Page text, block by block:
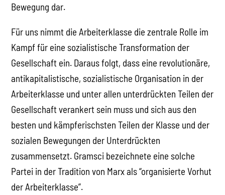
Bewegung dar.
Für uns nimmt die Arbeiterklasse die zentrale Rolle im
Kampf für eine sozialistische Transformation der
Gesellschaft ein. Daraus folgt, dass eine revolutionäre,
antikapitalistische, sozialistische Organisation in der
Arbeiterklasse und unter allen unterdrückten Teilen der
Gesellschaft verankert sein muss und sich aus den
besten und kämpferischsten Teilen der Klasse und der
sozialen Bewegungen der Unterdrückten
zusammensetzt. Gramsci bezeichnete eine solche
Partei in der Tradition von Marx als “organisierte Vorhut
der Arbeiterklasse”.